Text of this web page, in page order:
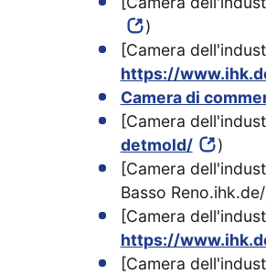
)
[Camera
https://
Camera di
[Camera
detmold/
)
[Camera
Basso
[Camera
https://
[Camera